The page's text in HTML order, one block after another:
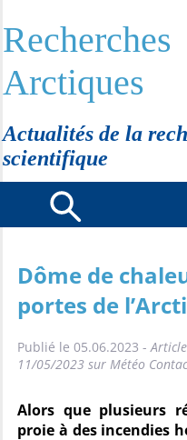
Recherches
Arctiques
Actualités de la
scientifique
Dôme de
portes de
Publié le 05.06.2023 -
11/05/2023 sur Météo
Alors que plusieurs
proie à des incendies